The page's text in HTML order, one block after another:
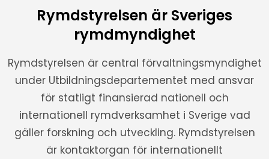
Rymdstyrelsen är Sveriges
rymdmyndighet
Rymdstyrelsen är central förvaltningsmyndighet
under Utbildningsdepartementet med ansvar
för statligt finansierad nationell och
internationell rymdverksamhet i Sverige vad
gäller forskning och utveckling. Rymdstyrelsen
är kontaktorgan för internationellt